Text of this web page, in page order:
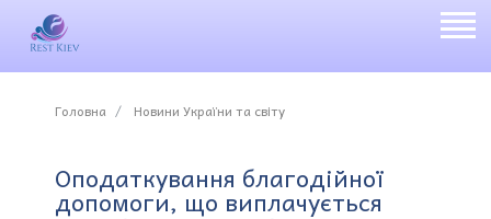
Головна Новини України та світу
Оподаткування благодійної
допомоги, що виплачується